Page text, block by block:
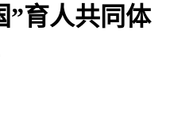
”育人共同体